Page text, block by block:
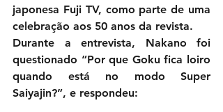
japonesa Fuji TV, como parte de uma
celebração aos 50 anos da revista.
Durante a entrevista, Nakano foi
questionado “Por que Goku fica loiro
quando está no modo Super
Saiyajin?”, e respondeu: